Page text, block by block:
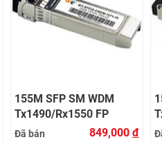
155M SFP SM WDM
Tx1490/Rx1550 FP
120KM LC with DDM
Đã bán
849,000 đ